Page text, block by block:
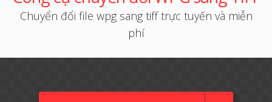
Chuyển đổi file wpg sang tiff trực tuyến và miễn
phí